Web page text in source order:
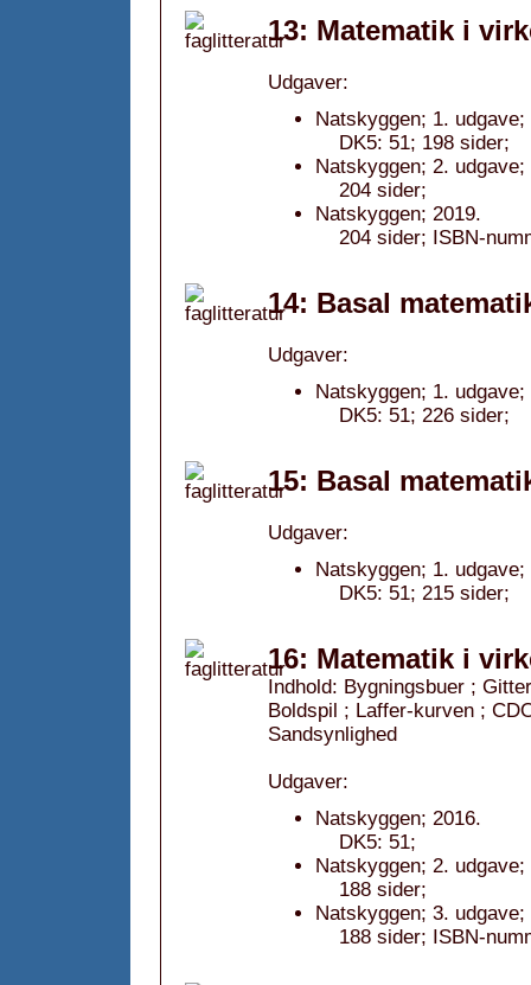
13: Matematik i
Udgaver:
Natskyggen; 1.
DK5: 51; 198 sider;
Natskyggen; 2. udgave;
204 sider;
Natskyggen; 2019.
204 sider; ISBN-
14: Basal
Udgaver:
Natskyggen; 1. udgave;
DK5: 51; 226 sider;
15: Basal
Udgaver:
Natskyggen; 1. udgave;
DK5: 51; 215 sider;
16: Matematik i
Indhold: Bygningsbuer ;
Boldspil ; Laffer-kurven ;
Sandsynlighed
Udgaver:
Natskyggen; 2016.
DK5: 51;
Natskyggen; 2. udgave;
188 sider;
Natskyggen; 3. udgave;
188 sider; ISBN-